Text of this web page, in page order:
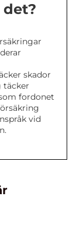
skador
täcker
fordonet
vid